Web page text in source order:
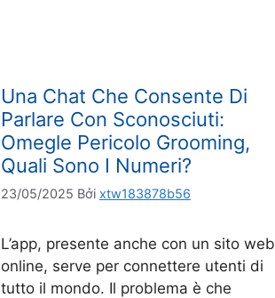
Una Chat Che Consente Di
Parlare Con Sconosciuti:
Omegle Pericolo Grooming,
Quali Sono I Numeri?
23/05/2025 Bởi xtw183878b56
L’app, presente anche con un sito web
online, serve per connettere utenti di
tutto il mondo. Il problema è che